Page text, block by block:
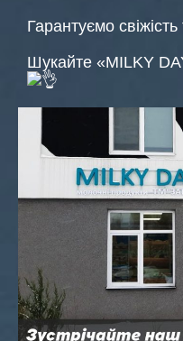
Гарантуємо свіжість
Шукайте «‎MILKY